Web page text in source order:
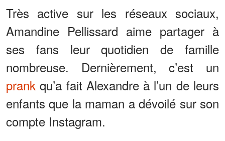
Très active sur les réseaux sociaux,
Amandine Pellissard aime partager à
ses fans leur quotidien de famille
nombreuse. Dernièrement, c’est un
prank qu’a fait Alexandre à l’un de leurs
enfants que la maman a dévoilé sur son
compte Instagram.